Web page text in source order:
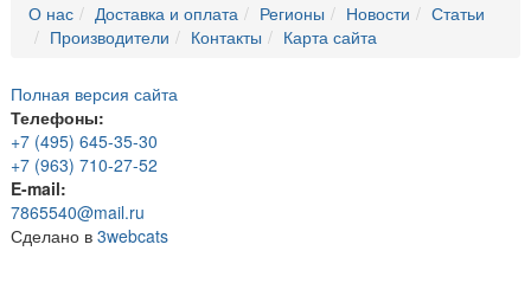
О нас Доставка и оплата Регионы Новости
Статьи
Производители
Контакты Карта сайта
Полная версия сайта
Телефоны:
+7 (495) 645-35-30
+7 (963) 710-27-52
E-mail:
7865540@mail.ru
Сделано в 3webcats